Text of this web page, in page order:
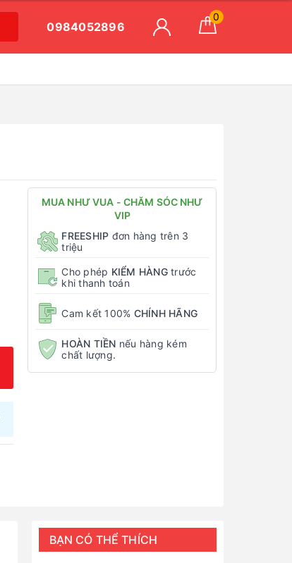
0984052896
0
MUA NHƯ VUA - CHĂM SÓC NHƯ
VIP
FREESHIP đơn hàng trên 3
triệu
Cho phép KIỂM HÀNGtrước
khi thanh toán
Cam kết 100% CHÍNH HÃNG
HOÀN TIỀN nếu hàng kém
chất lượng.
BẠN CÓ THỂ THÍCH